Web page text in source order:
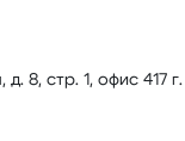
8, стр. 1, офис 417 г.